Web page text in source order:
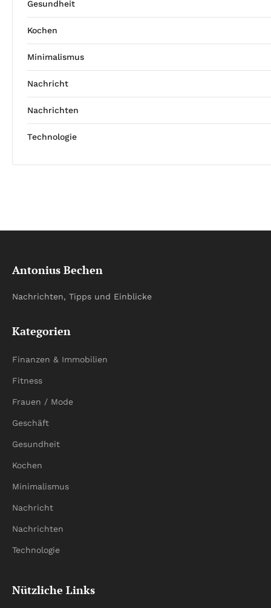
Gesundheit
Kochen
Minimalismus
Nachricht
Nachrichten
Technologie
Antonius Bechen
Nachrichten, Tipps und Einblicke
Kategorien
Finanzen & Immobilien
Fitness
Frauen / Mode
Geschäft
Gesundheit
Kochen
Minimalismus
Nachricht
Nachrichten
Technologie
Nützliche Links